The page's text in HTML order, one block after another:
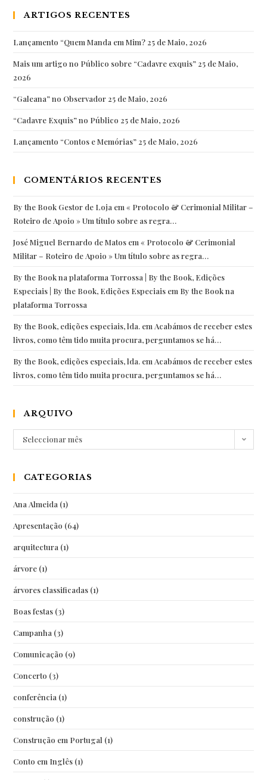
edição
deu
satisfação
em
ARTIGOS RECENTES
Lançamento “Quem Manda em Mim? 25 de Maio, 2026
Mais um artigo no Público sobre “Cadavre exquis” 25 de Maio,
2026
“Galeana” no Observador 25 de Maio, 2026
“Cadavre Exquis” no Público 25 de Maio, 2026
Lançamento “Contos e Memórias” 25 de Maio, 2026
COMENTÁRIOS RECENTES
By the Book Gestor de Loja em« Protocolo & Cerimonial Militar –
Roteiro de Apoio » Um título sobre as regra…
José Miguel Bernardo de Matos em« Protocolo & Cerimonial
Militar – Roteiro de Apoio » Um título sobre as regra…
By the Book na plataforma Torrossa | By the Book, Edições
Especiais | By the Book, Edições Especiais em By the Book na
plataforma Torrossa
By the Book, edições especiais, lda. em Acabámos de receber estes
livros, como têm tido muita procura, perguntamos se há…
By the Book, edições especiais, lda. em Acabámos de receber estes
livros, como têm tido muita procura, perguntamos se há…
ARQUIVO
Arquivo
Seleccionar mês
CATEGORIAS
Ana Almeida (1)
Apresentação (64)
arquitectura (1)
árvore (1)
árvores classificadas (1)
Boas festas (3)
Campanha (3)
Comunicação (9)
Concerto (3)
conferência (1)
construção (1)
Construção em Portugal (1)
Conto em Inglês (1)